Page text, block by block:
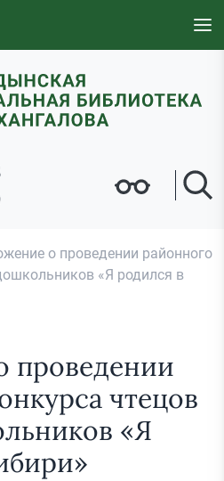
о проведении районного
«Я родился в
проведении
чтецов
«Я